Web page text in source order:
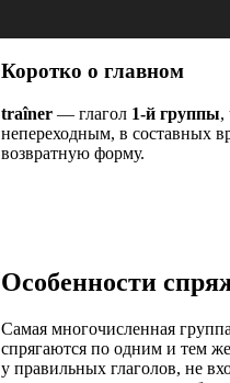
Коротко о главном
traîner — глагол 1-й группы,
непереходным, в составных
возвратную форму.
Особенности
Самая многочисленная
спрягаются по одним и тем же
у правильных глаголов, не